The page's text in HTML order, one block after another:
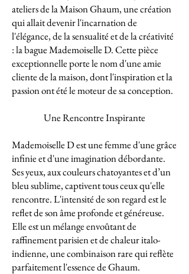
ateliers de la Maison Ghaum, une création
qui allait devenir l'incarnation de
l'élégance, de la sensualité et de la créativité
: la bague Mademoiselle D. Cette pièce
exceptionnelle porte le nom d'une amie
cliente de la maison, dont l'inspiration et la
passion ont été le moteur de sa conception.
Une Rencontre Inspirante
Mademoiselle D est une femme d'une grâce
infinie et d'une imagination débordante.
Ses yeux, aux couleurs chatoyantes et d’un
bleu sublime, captivent tous ceux qu'elle
rencontre. L'intensité de son regard est le
reflet de son âme profonde et généreuse.
Elle est un mélange envoûtant de
raffinement parisien et de chaleur italo-
indienne, une combinaison rare qui reflète
parfaitement l'essence de Ghaum.